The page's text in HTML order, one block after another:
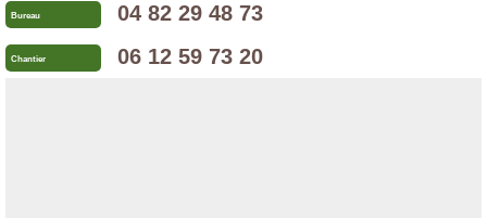
Bureau 04 82 29 48 73
Chantier 06 12 59 73 20